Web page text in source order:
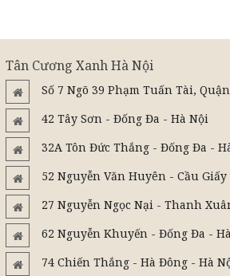
Tân Cương Xanh Hà Nội
Số 7 Ngõ 39 Phạm Tuấn Tài,
42 Tây Sơn - Đống Đa - Hà Nội
32A Tôn Đức Thắng - Đống Đa -
52 Nguyễn Văn Huyên - Cầu
27 Nguyễn Ngọc Nại - Thanh
62 Nguyễn Khuyến - Đống Đa -
74 Chiến Thắng - Hà Đông - Hà